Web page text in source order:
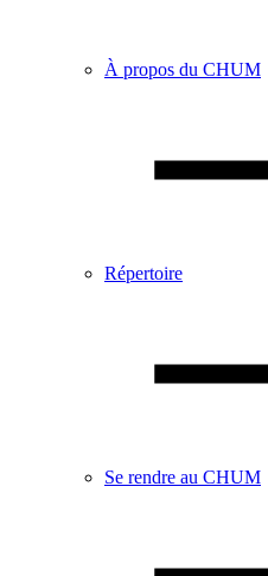
À propos du CHUM
Répertoire
Se rendre au CHUM